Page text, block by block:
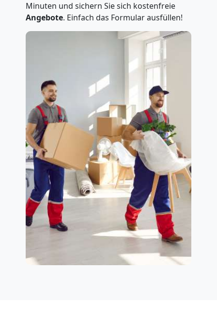
Minuten und sichern Sie sich kostenfreie
Angebote. Einfach das Formular ausfüllen!